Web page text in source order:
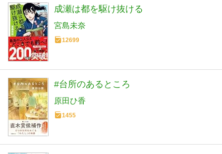
成瀬は都を駆け抜ける
宮島未奈
12699
#台所のあるところ
原田ひ香
1455